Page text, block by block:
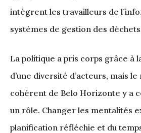
intègrent les travailleurs de
systèmes de gestion des
La politique a pris corps grâce à
d’une diversité d’acteurs, mais
cohérent de Belo Horizonte y a
un rôle. Changer les mentalités
planification réfléchie et du